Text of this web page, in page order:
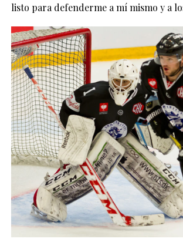
listo para defenderme a mí mismo y a